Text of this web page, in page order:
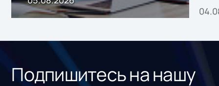
Подпишитесь на нашу